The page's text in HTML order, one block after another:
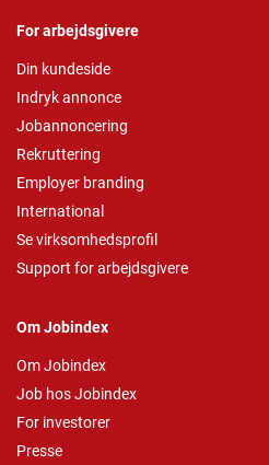
For arbejdsgivere
Din kundeside
Indryk annonce
Jobannoncering
Rekruttering
Employer branding
International
Se virksomhedsprofil
Support for arbejdsgivere
Om Jobindex
Om Jobindex
Job hos Jobindex
For investorer
Presse